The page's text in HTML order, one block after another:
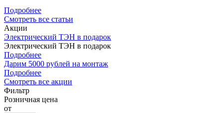
Подробнее
Смотреть все статьи
Акции
Электрический ТЭН в подарок
Электрический ТЭН в подарок
Подробнее
Дарим 5000 рублей на монтаж
Подробнее
Смотреть все акции
Фильтр
Розничная цена
от